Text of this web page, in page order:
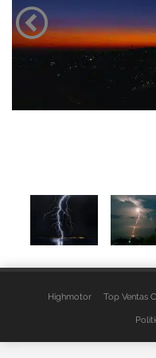
Highmotor Top Ventas